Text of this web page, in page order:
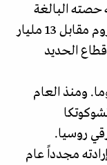
حصته البالغة
72.6 في المائة من سيبنفت إلى شركة غازبروم مقابل 13 مليار
قطاع الحديد
ومنذ العام
مجدداً عام